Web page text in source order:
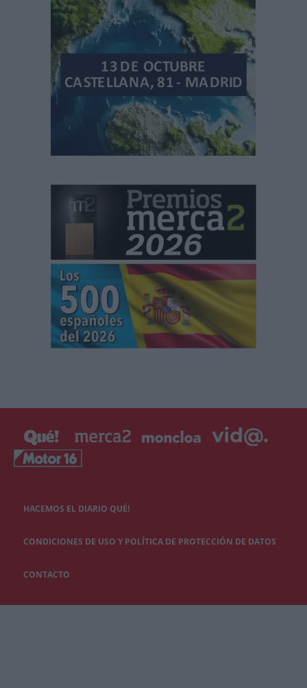
HACEMOS EL DIARIO QUÉ!
CONDICIONES DE USO Y POLÍTICA DE PROTECCIÓN DE DATOS
CONTACTO